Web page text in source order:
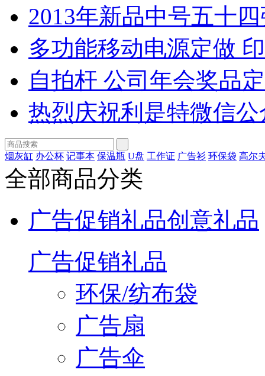
2013年新品中号五十
多功能移动电源定做
自拍杆 公司年会奖品
热烈庆祝利是特微信
烟灰缸 办公杯 记事本 保温瓶 U盘 工作证 广告衫 环保袋 高尔
全部商品分类
广告促销礼品创意礼品
广告促销礼品
环保/纺布袋
广告扇
广告伞